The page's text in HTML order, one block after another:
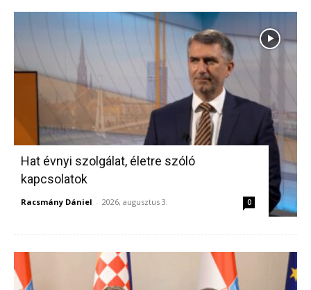
Hat évnyi szolgálat, életre szóló
kapcsolatok
Racsmány Dániel - 2026, augusztus 3. 0